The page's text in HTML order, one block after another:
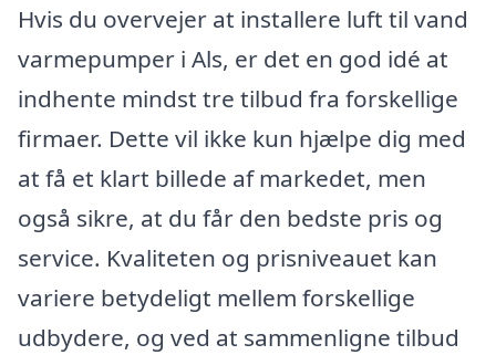
Hvis du overvejer at installere luft til vand
varmepumper i Als, er det en god idé at
indhente mindst tre tilbud fra forskellige
firmaer. Dette vil ikke kun hjælpe dig med
at få et klart billede af markedet, men
også sikre, at du får den bedste pris og
service. Kvaliteten og prisniveauet kan
variere betydeligt mellem forskellige
udbydere, og ved at sammenligne tilbud